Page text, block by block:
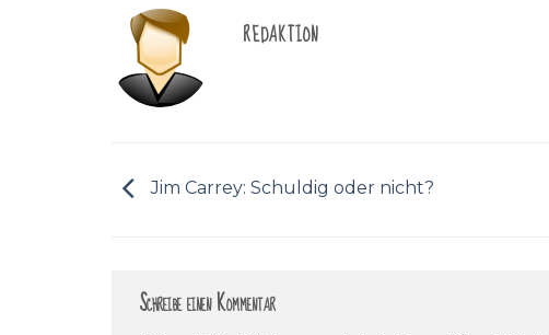
REDAKTION
Jim Carrey: Schuldig oder nicht?
Schreibe einen Kommentar